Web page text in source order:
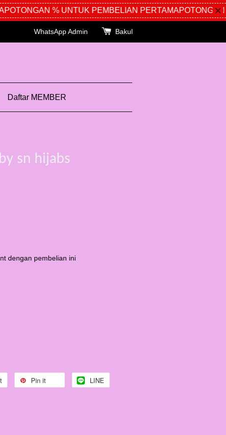
% UNTUK PEMBELIAN PERTAMAPOTONGAN
WhatsApp Admin Bakul
Daftar MEMBER
sn hijabs
dengan pembelian ini
Pin it LINE